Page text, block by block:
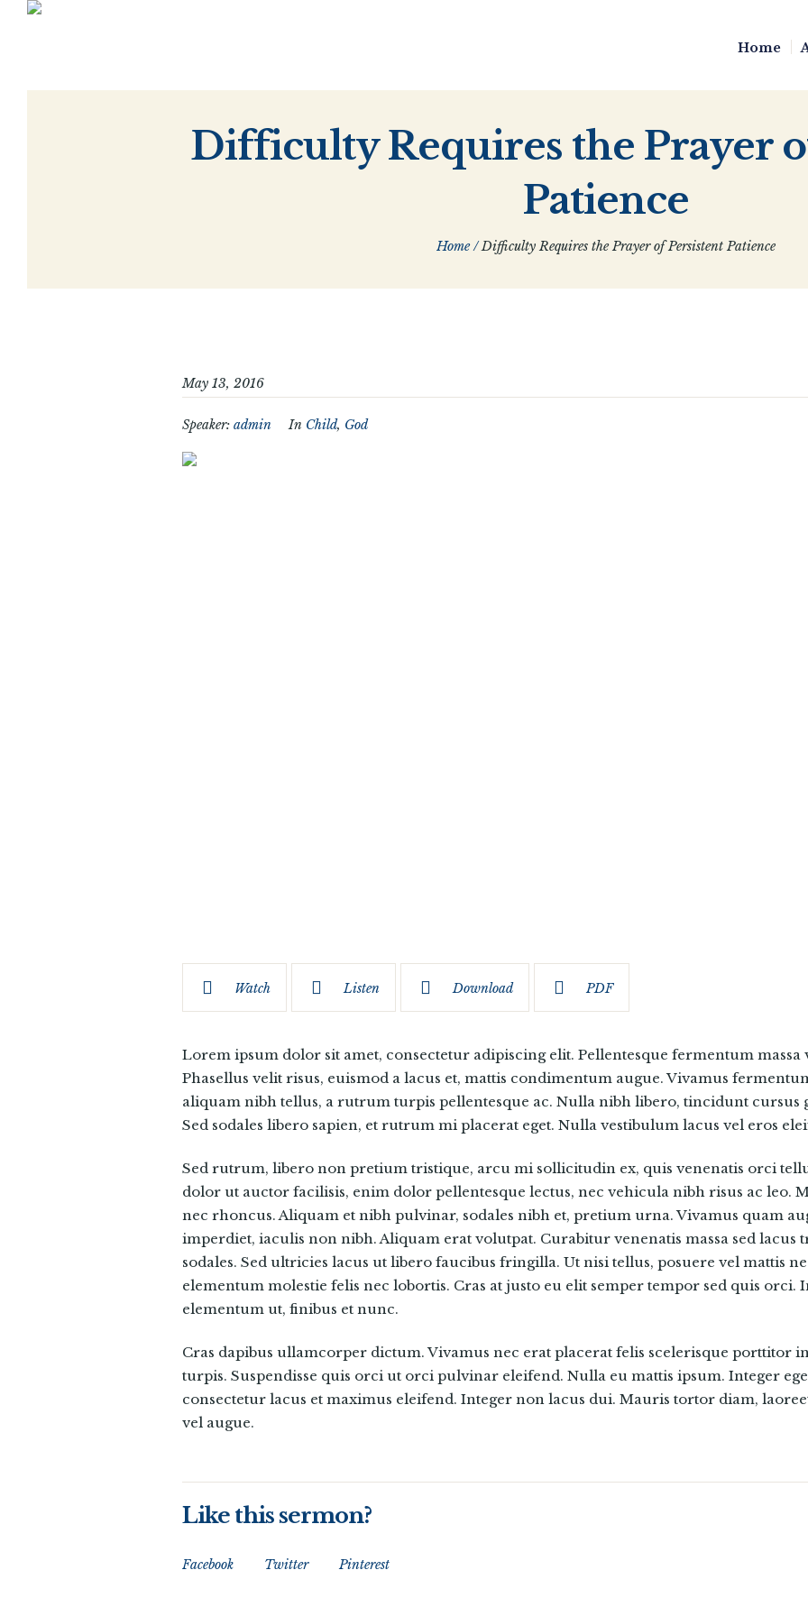
Home
Difficulty Requires the Prayer
Patience
Home /Difficulty Requires the Prayer of Persistent Patience
May 13, 2016
Speaker: admin In Child, God
Watch Listen Download PDF
Lorem ipsum dolor sit amet, consectetur adipiscing elit. Pellentesque fermentum massa
Phasellus velit risus, euismod a lacus et, mattis condimentum augue. Vivamus
aliquam nibh tellus, a rutrum turpis pellentesque ac. Nulla nibh libero, tincidunt cursus
Sed sodales libero sapien, et rutrum mi placerat eget. Nulla vestibulum lacus vel eros
Sed rutrum, libero non pretium tristique, arcu mi sollicitudin ex, quis venenatis orci
dolor ut auctor facilisis, enim dolor pellentesque lectus, nec vehicula nibh risus ac leo.
nec rhoncus. Aliquam et nibh pulvinar, sodales nibh et, pretium urna. Vivamus quam
imperdiet, iaculis non nibh. Aliquam erat volutpat. Curabitur venenatis massa sed lacus
sodales. Sed ultricies lacus ut libero faucibus fringilla. Ut nisi tellus, posuere vel mattis
elementum molestie felis nec lobortis. Cras at justo eu elit semper tempor sed quis orci.
elementum ut, finibus et nunc.
Cras dapibus ullamcorper dictum. Vivamus nec erat placerat felis scelerisque porttitor
turpis. Suspendisse quis orci ut orci pulvinar eleifend. Nulla eu mattis ipsum. Integer
consectetur lacus et maximus eleifend. Integer non lacus dui. Mauris tortor diam,
vel augue.
Like this sermon?
Facebook Twitter Pinterest